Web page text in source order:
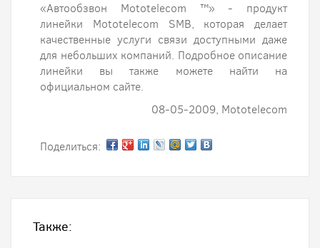
«Автообзвон Mototelecom ™» - продукт
линейки Mototelecom SMB, которая делает
качественные услуги связи доступными даже
для небольших компаний. Подробное описание
линейки вы также можете найти на
официальном сайте.
08-05-2009, Mototelecom
Поделиться:
Также: